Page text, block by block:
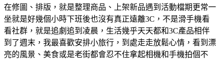
在修圖、排版，就是整理商品、上架新品遇到活動檔期更常一
坐就是好幾個小時下班後也沒有真正遠離3C，不是滑手機看
看社群，就是追劇追到凌晨，生活幾乎天天都和3C產品相伴
到了週末，我最喜歡安排小旅行，到處走走放鬆心情，看到漂
亮的風景、美食或是老街都會忍不住拿起相機和手機拍個不